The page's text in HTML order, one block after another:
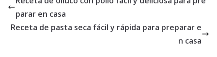
parar en casa
Receta de pasta seca fácil y rápida para preparar e
n casa